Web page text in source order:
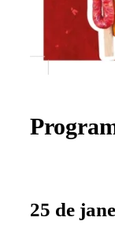
25 de